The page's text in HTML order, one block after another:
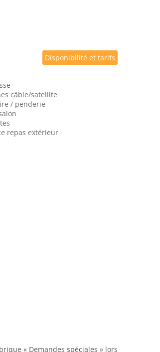
L'aéroport le plus proche
câble/satellite
/ penderie
repas extérieur
Disponibilité et tarifs
« Demandes spéciales » lors